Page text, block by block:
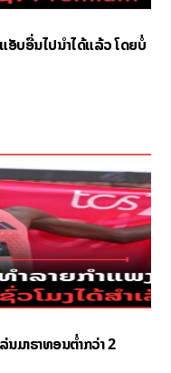
ອັບອື່ນໄປນຳໄດ້ແລ້ວ ໂດຍບໍ່
ມາຣາທອນຕ່ຳກວ່າ 2